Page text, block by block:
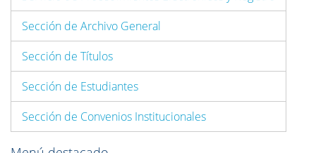
Sección de Archivo General
Sección de Títulos
Sección de Estudiantes
Sección de Convenios Institucionales